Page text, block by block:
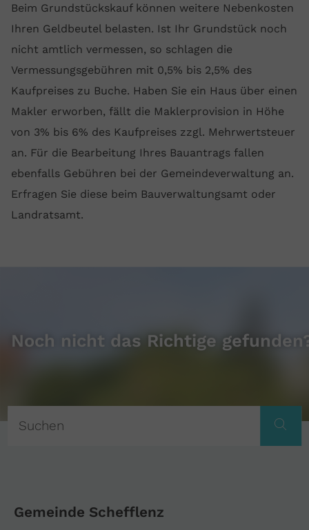
Beim Grundstückskauf können weitere Nebenkosten
Ihren Geldbeutel belasten. Ist Ihr Grundstück noch
nicht amtlich vermessen, so schlagen die
Vermessungsgebühren mit 0,5% bis 2,5% des
Kaufpreises zu Buche. Haben Sie ein Haus über einen
Makler erworben, fällt die Maklerprovision in Höhe
von 3% bis 6% des Kaufpreises zzgl. Mehrwertsteuer
an. Für die Bearbeitung Ihres Bauantrags fallen
ebenfalls Gebühren bei der Gemeindeverwaltung an.
Erfragen Sie diese beim Bauverwaltungsamt oder
Landratsamt.
Noch nicht das Richtige
Gemeinde Schefflenz